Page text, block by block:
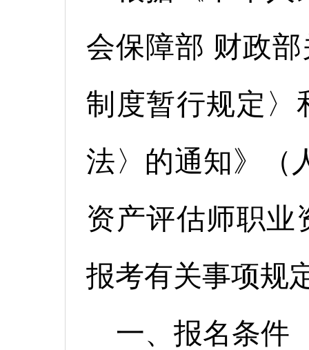
会保障部 财政
制度暂行规定〉
法〉的通知》（
资产评估师职业
报考有关事项规
一、报名条件